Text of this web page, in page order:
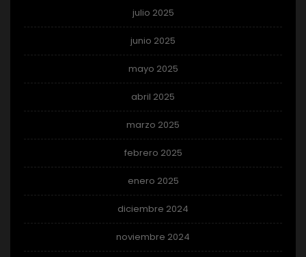
julio 2025
junio 2025
mayo 2025
abril 2025
marzo 2025
febrero 2025
enero 2025
diciembre 2024
noviembre 2024